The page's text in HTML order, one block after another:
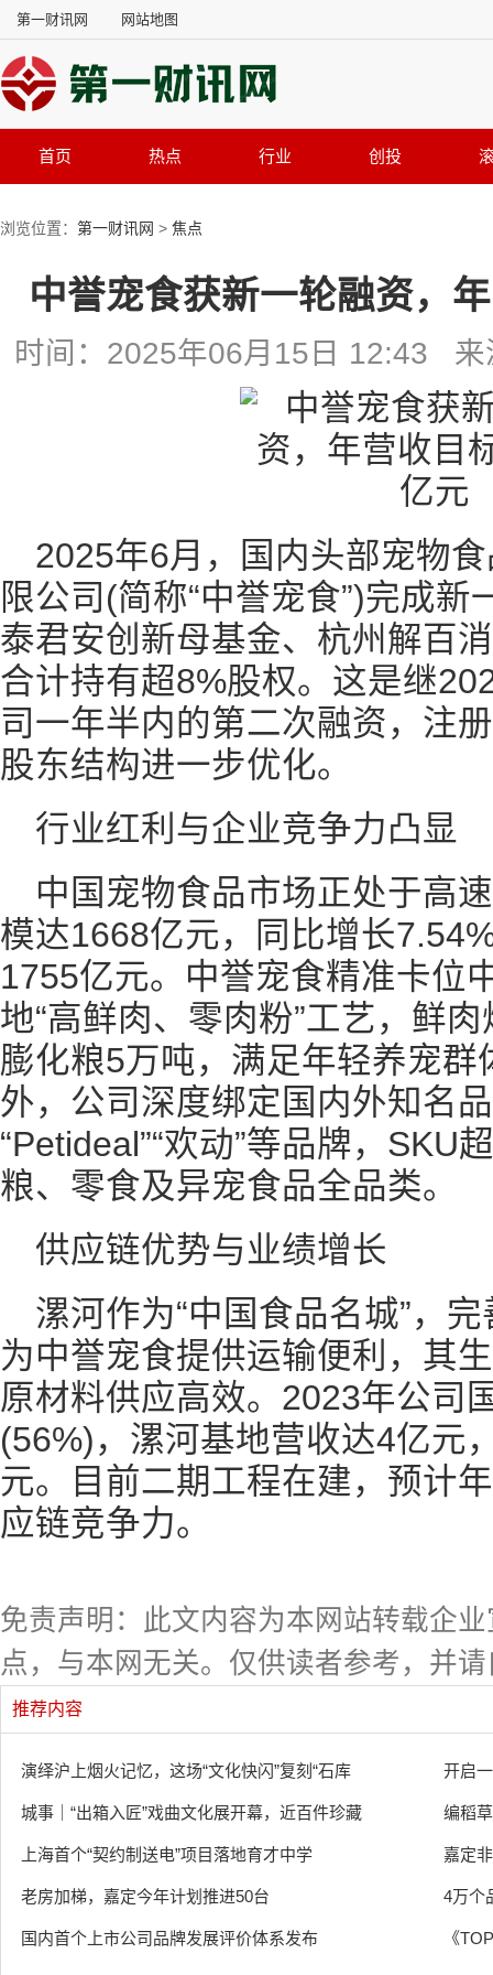
第一财讯网 网站地图
首页 热点 行业 创投
浏览位置： 第一财讯网 > 焦点
中誉宠食获新一轮融资，
时间：2025年06月15日 12:43
2025年6月，国内头部宠物
限公司(简称“中誉宠食”)完成
泰君安创新母基金、杭州解百
合计持有超8%股权。这是继
司一年半内的第二次融资，注
股东结构进一步优化。
行业红利与企业竞争力凸显
中国宠物食品市场正处于高
模达1668亿元，同比增长
1755亿元。中誉宠食精准卡位
地“高鲜肉、零肉粉”工艺，鲜
膨化粮5万吨，满足年轻养宠
外，公司深度绑定国内外知名
“Petideal”“欢动”等品牌，SKU
粮、零食及异宠食品全品类。
供应链优势与业绩增长
漯河作为“中国食品名城”，
为中誉宠食提供运输便利，其
原材料供应高效。2023年公司
(56%)，漯河基地营收达4亿元
元。目前二期工程在建，预计
应链竞争力。
免责声明：此文内容为本网站转载企
点，与本网无关。仅供读者参考，并
推荐内容
演绎沪上烟火记忆，这场“文化快闪”复刻“石库 开启
城事｜“出箱入匠”戏曲文化展开幕，近百件珍藏 编稻
上海首个“契约制送电”项目落地育才中学 嘉定
老房加梯，嘉定今年计划推进50台 4万个
国内首个上市公司品牌发展评价体系发布 《